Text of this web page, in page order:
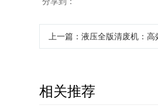
上一篇 ：液压全版清废机：
相关推荐